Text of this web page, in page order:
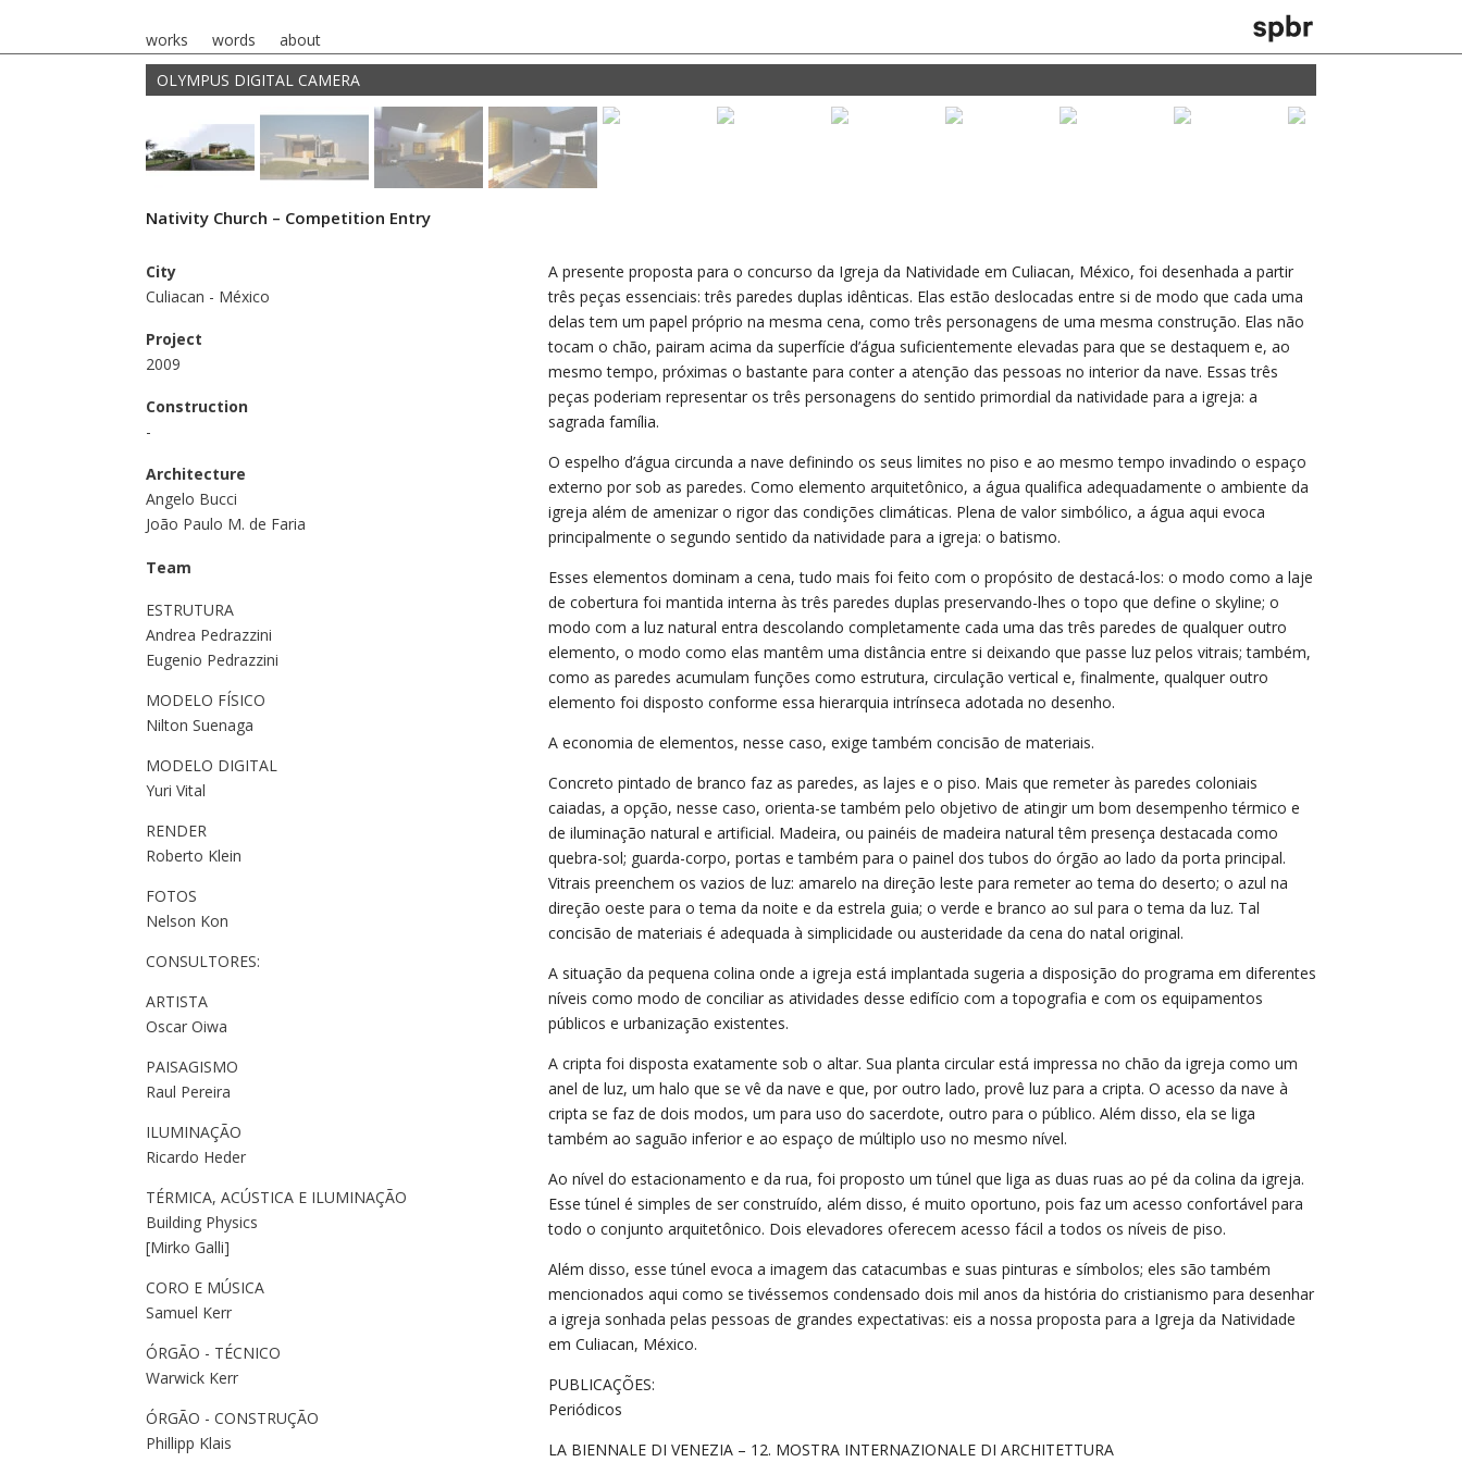
works words
about
OLYMPUS DIGITAL CAMERA
Nativity Church – Competition Entry
City
Culiacan - México
Project
2009
Construction
-
Architecture
Angelo Bucci
João Paulo M. de Faria
Team
ESTRUTURA
Andrea Pedrazzini
Eugenio Pedrazzini
MODELO FÍSICO
Nilton Suenaga
MODELO DIGITAL
Yuri Vital
RENDER
Roberto Klein
FOTOS
Nelson Kon
CONSULTORES:
ARTISTA
Oscar Oiwa
PAISAGISMO
Raul Pereira
ILUMINAÇÃO
Ricardo Heder
TÉRMICA, ACÚSTICA E ILUMINAÇÃO
Building Physics
[Mirko Galli]
CORO E MÚSICA
Samuel Kerr
ÓRGÃO - TÉCNICO
Warwick Kerr
ÓRGÃO - CONSTRUÇÃO
Phillipp Klais
A presente proposta para o concurso da Igreja da Natividade em Culiacan, México, foi desenhada a partir
três peças essenciais: três paredes duplas idênticas. Elas estão deslocadas entre si de modo que cada uma
delas tem um papel próprio na mesma cena, como três personagens de uma mesma construção. Elas não
tocam o chão, pairam acima da superfície d’água suficientemente elevadas para que se destaquem e, ao
mesmo tempo, próximas o bastante para conter a atenção das pessoas no interior da nave. Essas três
peças poderiam representar os três personagens do sentido primordial da natividade para a igreja: a
sagrada família.
O espelho d’água circunda a nave definindo os seus limites no piso e ao mesmo tempo invadindo o espaço
externo por sob as paredes. Como elemento arquitetônico, a água qualifica adequadamente o ambiente da
igreja além de amenizar o rigor das condições climáticas. Plena de valor simbólico, a água aqui evoca
principalmente o segundo sentido da natividade para a igreja: o batismo.
Esses elementos dominam a cena, tudo mais foi feito com o propósito de destacá-los: o modo como a laje
de cobertura foi mantida interna às três paredes duplas preservando-lhes o topo que define o skyline; o
modo com a luz natural entra descolando completamente cada uma das três paredes de qualquer outro
elemento, o modo como elas mantêm uma distância entre si deixando que passe luz pelos vitrais; também,
como as paredes acumulam funções como estrutura, circulação vertical e, finalmente, qualquer outro
elemento foi disposto conforme essa hierarquia intrínseca adotada no desenho.
A economia de elementos, nesse caso, exige também concisão de materiais.
Concreto pintado de branco faz as paredes, as lajes e o piso. Mais que remeter às paredes coloniais
caiadas, a opção, nesse caso, orienta-se também pelo objetivo de atingir um bom desempenho térmico e
de iluminação natural e artificial. Madeira, ou painéis de madeira natural têm presença destacada como
quebra-sol; guarda-corpo, portas e também para o painel dos tubos do órgão ao lado da porta principal.
Vitrais preenchem os vazios de luz: amarelo na direção leste para remeter ao tema do deserto; o azul na
direção oeste para o tema da noite e da estrela guia; o verde e branco ao sul para o tema da luz. Tal
concisão de materiais é adequada à simplicidade ou austeridade da cena do natal original.
A situação da pequena colina onde a igreja está implantada sugeria a disposição do programa em diferentes
níveis como modo de conciliar as atividades desse edifício com a topografia e com os equipamentos
públicos e urbanização existentes.
A cripta foi disposta exatamente sob o altar. Sua planta circular está impressa no chão da igreja como um
anel de luz, um halo que se vê da nave e que, por outro lado, provê luz para a cripta. O acesso da nave à
cripta se faz de dois modos, um para uso do sacerdote, outro para o público. Além disso, ela se liga
também ao saguão inferior e ao espaço de múltiplo uso no mesmo nível.
Ao nível do estacionamento e da rua, foi proposto um túnel que liga as duas ruas ao pé da colina da igreja.
Esse túnel é simples de ser construído, além disso, é muito oportuno, pois faz um acesso confortável para
todo o conjunto arquitetônico. Dois elevadores oferecem acesso fácil a todos os níveis de piso.
Além disso, esse túnel evoca a imagem das catacumbas e suas pinturas e símbolos; eles são também
mencionados aqui como se tivéssemos condensado dois mil anos da história do cristianismo para desenhar
a igreja sonhada pelas pessoas de grandes expectativas: eis a nossa proposta para a Igreja da Natividade
em Culiacan, México.
PUBLICAÇÕES:
Periódicos
LA BIENNALE DI VENEZIA – 12. MOSTRA INTERNAZIONALE DI ARCHITETTURA